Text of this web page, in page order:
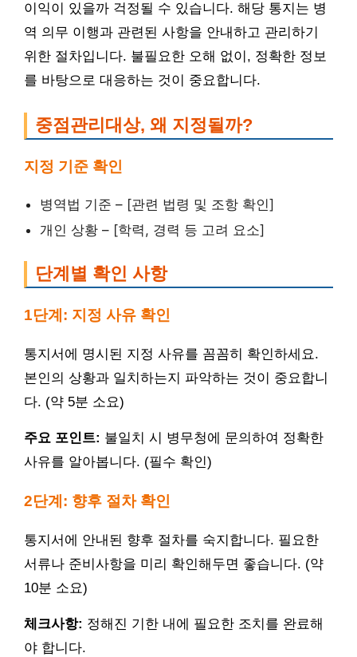
이익이 있을까 걱정될 수 있습니다. 해당 통지는 병
역 의무 이행과 관련된 사항을 안내하고 관리하기
위한 절차입니다. 불필요한 오해 없이, 정확한 정보
를 바탕으로 대응하는 것이 중요합니다.
중점관리대상, 왜 지정될까?
지정 기준 확인
병역법 기준 – [관련 법령 및 조항 확인]
개인 상황 – [학력, 경력 등 고려 요소]
단계별 확인 사항
1단계: 지정 사유 확인
통지서에 명시된 지정 사유를 꼼꼼히 확인하세요.
본인의 상황과 일치하는지 파악하는 것이 중요합니
다. (약 5분 소요)
주요 포인트: 불일치 시 병무청에 문의하여 정확한
사유를 알아봅니다. (필수 확인)
2단계: 향후 절차 확인
통지서에 안내된 향후 절차를 숙지합니다. 필요한
서류나 준비사항을 미리 확인해두면 좋습니다. (약
10분 소요)
체크사항: 정해진 기한 내에 필요한 조치를 완료해
야 합니다.